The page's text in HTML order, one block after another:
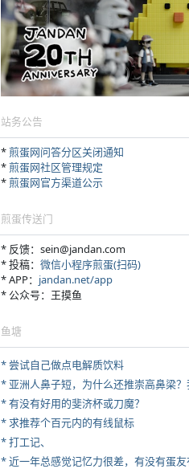
站务公告
*煎蛋网问答分区关闭通知
*煎蛋网社区管理规定
*煎蛋网官方渠道公示
煎蛋传送门
* 反馈：sein@jandan.com
* 投稿： 微信小程序煎蛋(扫码)
* APP： jandan.net/app
* 公众号：王摸鱼
鱼塘
* 尝试自己做点电解质饮料
* 亚洲人鼻子短，为什么还推崇高鼻梁？
* 有没有好用的斐济杯或刀魔？
* 求推荐个百元内的有线鼠标
* 打工记、
* 近一年总感觉记忆力很差，有没有蛋友